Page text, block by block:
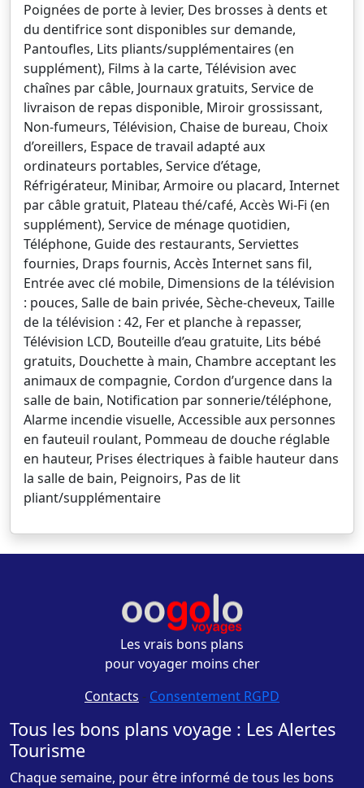
Poignées de porte à levier, Des brosses à dents et
du dentifrice sont disponibles sur demande,
Pantoufles, Lits pliants/supplémentaires (en
supplément), Films à la carte, Télévision avec
chaînes par câble, Journaux gratuits, Service de
livraison de repas disponible, Miroir grossissant,
Non-fumeurs, Télévision, Chaise de bureau, Choix
d’oreillers, Espace de travail adapté aux
ordinateurs portables, Service d’étage,
Réfrigérateur, Minibar, Armoire ou placard, Internet
par câble gratuit, Plateau thé/café, Accès Wi-Fi (en
supplément), Service de ménage quotidien,
Téléphone, Guide des restaurants, Serviettes
fournies, Draps fournis, Accès Internet sans fil,
Entrée avec clé mobile, Dimensions de la télévision
: pouces, Salle de bain privée, Sèche-cheveux, Taille
de la télévision : 42, Fer et planche à repasser,
Télévision LCD, Bouteille d’eau gratuite, Lits bébé
gratuits, Douchette à main, Chambre acceptant les
animaux de compagnie, Cordon d’urgence dans la
salle de bain, Notification par sonnerie/téléphone,
Alarme incendie visuelle, Accessible aux personnes
en fauteuil roulant, Pommeau de douche réglable
en hauteur, Prises électriques à faible hauteur dans
la salle de bain, Peignoirs, Pas de lit
pliant/supplémentaire
Les vrais bons plans
pour voyager moins cher
Contacts - Consentement RGPD
Tous les bons plans voyage : Les Alertes
Tourisme
Chaque semaine, pour être informé de tous les bons